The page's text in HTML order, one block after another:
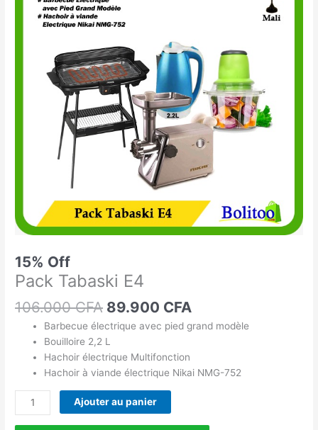
15% Off
Pack Tabaski E4
106.000CFA
106.000 CFA.
89.900 CFA
89.900 CFA.
Barbecue électrique avec pied grand modèle
Bouilloire 2,2 L
Hachoir électrique Multifonction
Hachoir à viande électrique Nikai NMG-752
Ajouter au panier